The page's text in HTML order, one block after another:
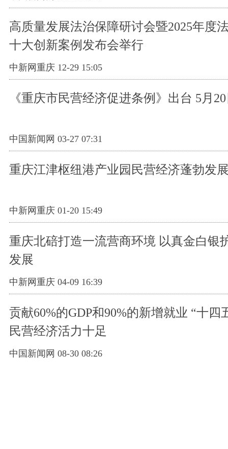
高质量发展法治保障研讨会暨2025年度
十大创新案例发布会举行
中新网重庆 12-29 15:05
《重庆市民营经济促进条例》出台 5月
中国新闻网 03-27 07:31
重庆江津枢纽港产业园民营经济蓬勃发
中新网重庆 01-20 15:49
重庆北碚打造一流营商环境 以真金白银
发展
中新网重庆 04-09 16:39
贡献60%的GDP和90%的新增就业 “十四
民营经济活力十足
中国新闻网 08-30 08:26